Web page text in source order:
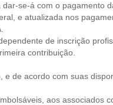
se-á com o pagamento
e atualizada nos
de inscrição
contribuição.
e de acordo com suas
aos associados